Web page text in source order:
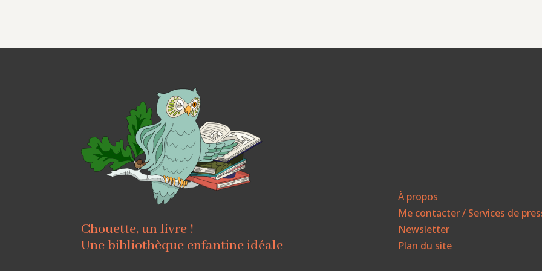
Chouette, un livre !
Une bibliothèque enfantine idéale
À propos
Me contacter / Services de
Newsletter
Plan du site